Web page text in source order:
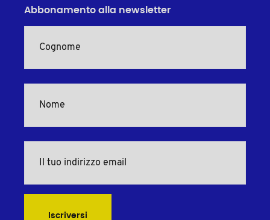
Abbonamento alla newsletter
Iscriversi